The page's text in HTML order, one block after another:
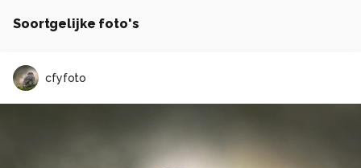
Soortgelijke foto's
cfyfoto